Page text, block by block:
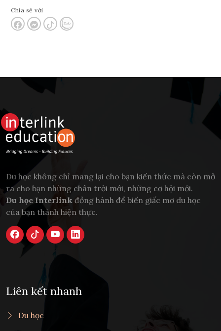
Chia sẻ với
Du học không chỉ mang lại cho bạn kiến thức mà còn mở
ra cho bạn những chân trời mới, những cơ hội mới.
Du học Interlink đồng hành để biến giấc mơ du học
của bạn thành hiện thực.
Liên kết nhanh
Du học